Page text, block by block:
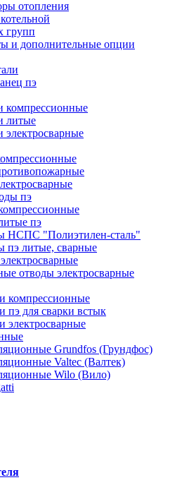
отопления
групп
и дополнительные опции
пэ
компрессионные
литые
электросварные
пэ
пэ
НСПС "Полиэтилен-сталь"
пэ литые, сварные
отводы электросварные
компрессионные
пэ для сварки встык
электросварные
Grundfos (Грундфос)
Valtec (Валтек)
Wilo (Вило)